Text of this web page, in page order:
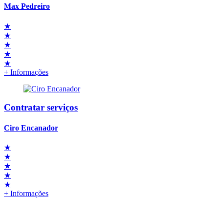
Max Pedreiro
★
★
★
★
★
+ Informações
Contratar serviços
Ciro Encanador
★
★
★
★
★
+ Informações